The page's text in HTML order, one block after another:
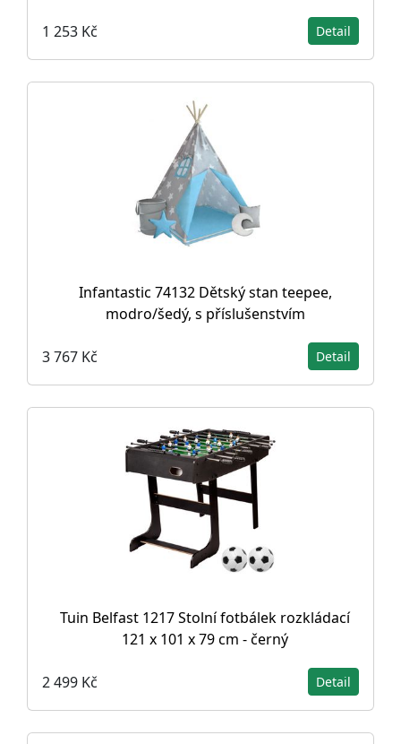
1 253 Kč Detail
Infantastic 74132 Dětský stan teepee,
modro/šedý, s příslušenstvím
3 767 Kč Detail
Tuin Belfast 1217 Stolní fotbálek rozkládací
121 x 101 x 79 cm - černý
2 499 Kč Detail